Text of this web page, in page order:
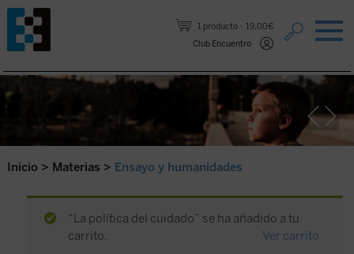
1 producto
19,00€
Club Encuentro
Saltar al contenido.
Inicio > Materias > Ensayo y humanidades
“La política del cuidado” se ha añadido a tu
carrito.
Ver carrito